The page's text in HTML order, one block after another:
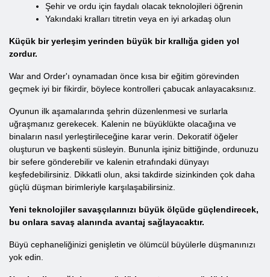
Şehir ve ordu için faydalı olacak teknolojileri öğrenin
Yakındaki kralları titretin veya en iyi arkadaş olun
Küçük bir yerleşim yerinden büyük bir krallığa giden yol
zordur.
War and Order'ı oynamadan önce kısa bir eğitim görevinden
geçmek iyi bir fikirdir, böylece kontrolleri çabucak anlayacaksınız.
Oyunun ilk aşamalarında şehrin düzenlenmesi ve surlarla
uğraşmanız gerekecek. Kalenin ne büyüklükte olacağına ve
binaların nasıl yerleştirileceğine karar verin. Dekoratif öğeler
oluşturun ve başkenti süsleyin. Bununla işiniz bittiğinde, ordunuzu
bir sefere gönderebilir ve kalenin etrafındaki dünyayı
keşfedebilirsiniz. Dikkatli olun, aksi takdirde sizinkinden çok daha
güçlü düşman birimleriyle karşılaşabilirsiniz.
Yeni teknolojiler savaşçılarınızı büyük ölçüde güçlendirecek,
bu onlara savaş alanında avantaj sağlayacaktır.
Büyü cephaneliğinizi genişletin ve ölümcül büyülerle düşmanınızı
yok edin.